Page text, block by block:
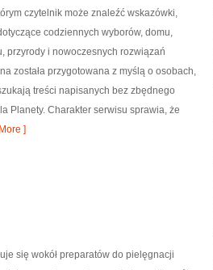
czytelnik może znaleźć wskazówki,
codziennych wyborów, domu,
przyrody i nowoczesnych rozwiązań
została przygotowana z myślą o osobach,
treści napisanych bez zbędnego
Planety. Charakter serwisu sprawia, że
]
się wokół preparatów do pielęgnacji